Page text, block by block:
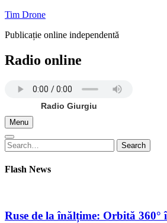
Tim Drone
Publicație online independentă
Radio online
Radio Giurgiu
Menu
Search
for:
Search
Flash News
Ruse de la înălțime: Orbită